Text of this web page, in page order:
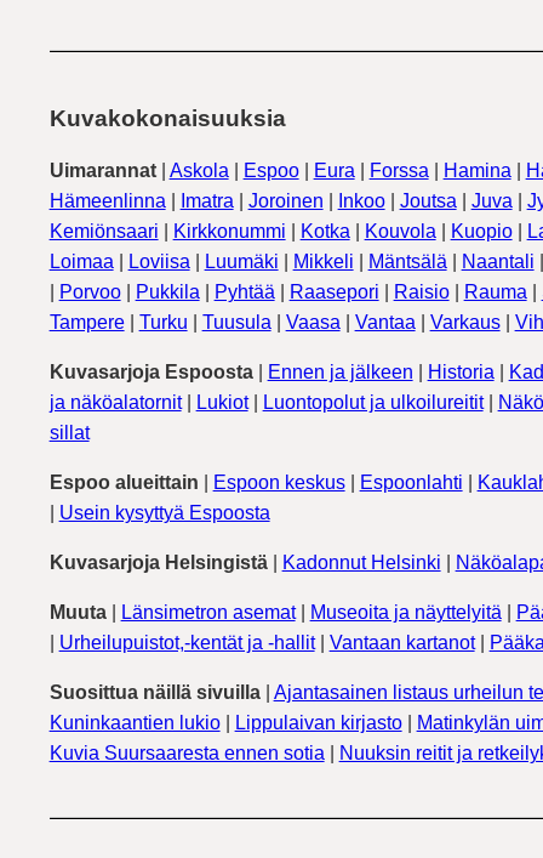
Kuvakokonaisuuksia
Uimarannat| Askola Espoo| Eura Forssa Hamina
Hämeenlinna
Imatra Joroinen Inkoo| Joutsa Juva
Kemiönsaari
Kirkkonummi Kotka Kouvola Kuopio|
Loimaa
Loviisa Luumäki Mikkeli Mäntsälä Naantali
Porvoo| Pukkila Pyhtää Raasepori Raisio| Rauma
Tampere| Turku Tuusula Vaasa Vantaa Varkaus|
Kuvasarjoja Espoosta| Ennen ja jälkeen Historia
ja näköalatornit| Lukiot| Luontopolut ja ulkoilureitit|
sillat
Espoo alueittain Espoon keskus| Espoonlahti
Usein kysyttyä Espoosta
Kuvasarjoja Helsingistä| Kadonnut Helsinki
Muuta| Länsimetron asemat| Museoita ja näyttelyitä
Urheilupuistot,-kentät ja -hallit| Vantaan kartanot|
Suosittua näillä sivuilla| Ajantasainen listaus urheilun
Kuninkaantien lukio| Lippulaivan kirjasto|
Matinkylän
Kuvia Suursaaresta ennen sotia
Nuuksin reitit ja